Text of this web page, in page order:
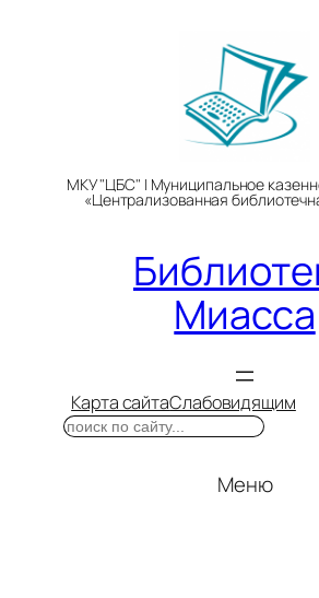
МКУ "ЦБС" | Муниципальное
«Централизованная
Миасса
Карта сайтаСлабовидящим
Поиск
Меню